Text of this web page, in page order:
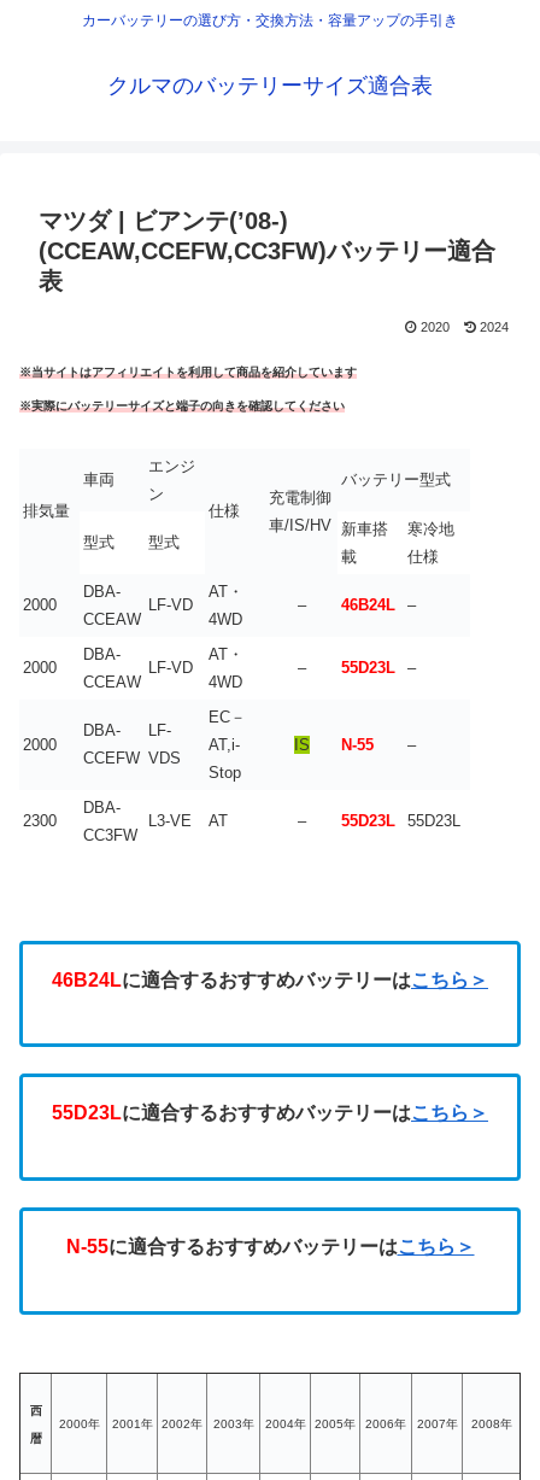
カーバッテリーの選び方・交換方法・容量アップの手引き
クルマのバッテリーサイズ適合表
マツダ | ビアンテ(’08-)
(CCEAW,CCEFW,CC3FW)バッテリー適合
表
2020 2024
※当サイトはアフィリエイトを利用して商品を紹介しています
※実際にバッテリーサイズと端子の向きを確認してください
排気量
車両
エンジ
ン
仕様
充電制御
車/IS/HV
バッテリー型式
型式 型式
新車搭
載
寒冷地
仕様
2000
DBA-
CCEAW
LF-VD
AT・
4WD
– 46B24L –
2000
DBA-
CCEAW
LF-VD
AT・
4WD
– 55D23L –
2000
DBA-
CCEFW
LF-
VDS
EC－
AT,i-
Stop
IS N-55 –
2300
DBA-
CC3FW
L3-VE AT – 55D23L 55D23L
46B24Lに適合するおすすめバッテリーはこちら＞
55D23Lに適合するおすすめバッテリーはこちら＞
N-55に適合するおすすめバッテリーはこちら＞
西
暦
2000年 2001年 2002年 2003年 2004年 2005年 2006年 2007年 2008年